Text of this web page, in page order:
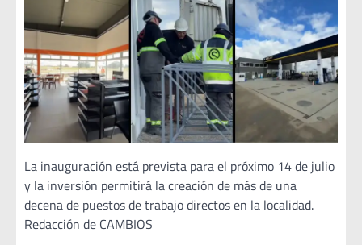
La inauguración está prevista para el próximo 14 de julio
y la inversión permitirá la creación de más de una
decena de puestos de trabajo directos en la localidad.
Redacción de CAMBIOS